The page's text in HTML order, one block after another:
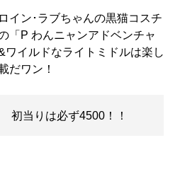
イン･ラブちゃんの黒猫コスチ
「P わんニャンアドベンチャ
ワイルドなライトミドルは楽し
だワン！
初当りは必ず4500！！